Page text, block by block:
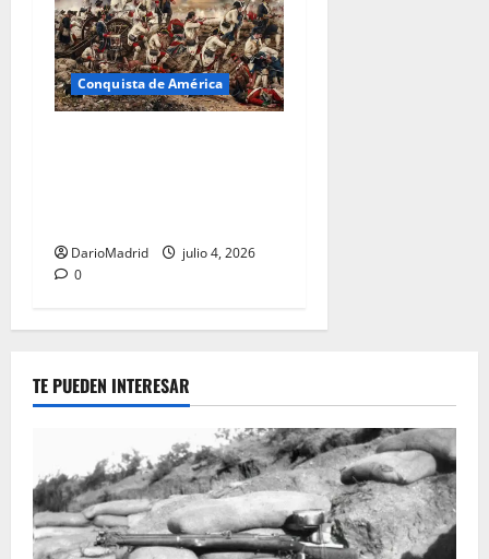
Conquista de América
DarioMadrid
julio 4, 2026
0
TE PUEDEN INTERESAR